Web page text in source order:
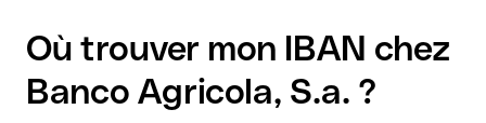
Où trouver mon IBAN chez
Banco Agricola, S.a. ?